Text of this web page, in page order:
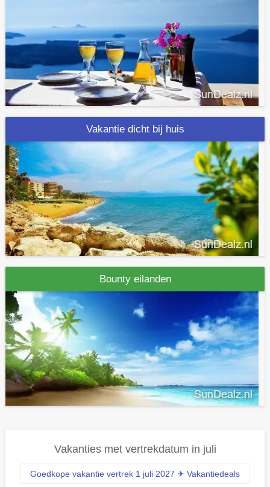
Vakantie dicht bij huis
Bounty eilanden
Vakanties met vertrekdatum in juli
Goedkope vakantie vertrek 1 juli 2027 ✈ Vakantiedeals